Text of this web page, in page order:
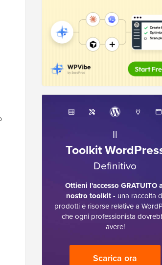
Il
Toolkit
Definitivo
Ottieni l'accesso GRATUITO
nostro toolkit- una raccolta
prodotti e risorse relative a
che ogni professionista
avere!
Scarica ora